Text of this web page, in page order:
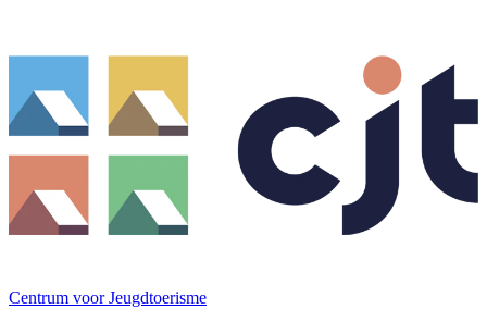
Centrum voor Jeugdtoerisme